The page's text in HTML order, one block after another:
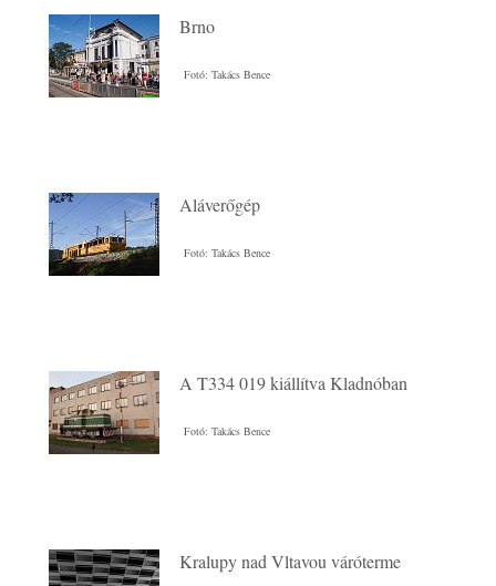
Brno
Fotó: Takács Bence
Aláverőgép
Fotó: Takács Bence
A T334 019 kiállítva Kladnóban
Fotó: Takács Bence
Kralupy nad Vltavou váróterme